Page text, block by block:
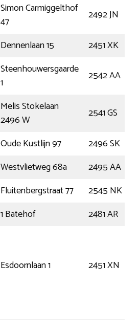
Simon Carmiggelthof
47
2492 JN
Dennenlaan 15 2451 XK
Steenhouwersgaarde
1
2542 AA
Melis Stokelaan
2496 W
2541 GS
Oude Kustlijn 97 2496 SK
Westvlietweg 68a 2495 AA
Fluitenbergstraat 77 2545 NK
1 Batehof 2481 AR
Esdoornlaan 1 2451 XN